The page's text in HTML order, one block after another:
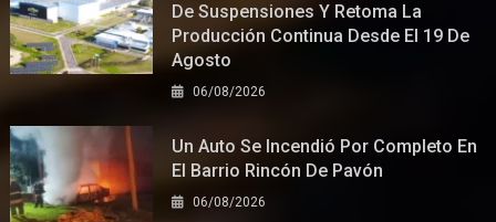
De Suspensiones Y Retoma La
Producción Continua Desde El 19 De
Agosto
06/08/2026
Un Auto Se Incendió Por Completo En
El Barrio Rincón De Pavón
06/08/2026